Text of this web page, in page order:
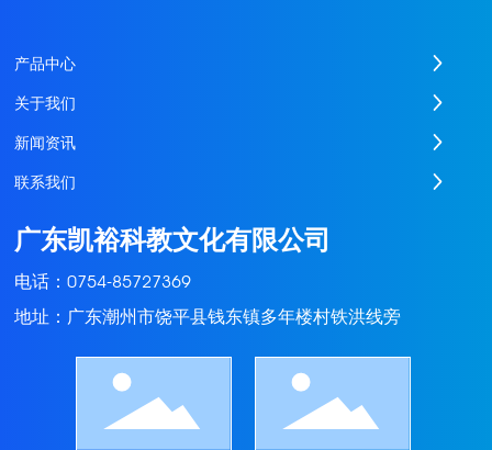
产品中心
关于我们
新闻资讯
联系我们
广东凯裕科教文化有限公司
电话：0754-85727369
地址：广东潮州市饶平县钱东镇多年楼村铁洪线旁